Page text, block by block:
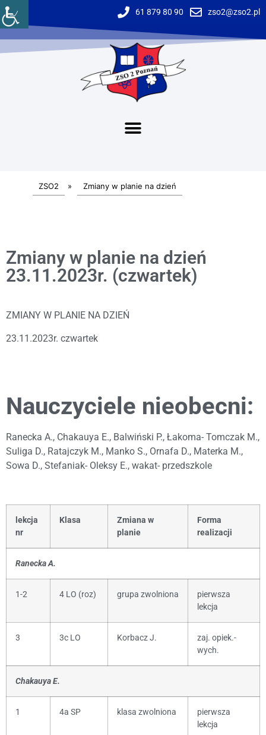
61 879 80 90 zso2@zso2.pl
ZSO2 » Zmiany w planie na dzień
Zmiany w planie na dzień
23.11.2023r. (czwartek)
ZMIANY W PLANIE NA DZIEŃ
23.11.2023r. czwartek
Nauczyciele nieobecni:
Ranecka A., Chakauya E., Balwiński P., Łakoma- Tomczak M.,
Suliga D., Ratajczyk M., Manko S., Ornafa D., Materka M.,
Sowa D., Stefaniak- Oleksy E., wakat- przedszkole
lekcja
nr
Klasa
Zmiana w
planie
Forma
realizacji
Ranecka A.
1-2 4 LO (roz) grupa zwolniona
pierwsza
lekcja
3 3c LO Korbacz J.
zaj. opiek.-
wych.
Chakauya E.
1 4a SP klasa zwolniona
pierwsza
lekcja